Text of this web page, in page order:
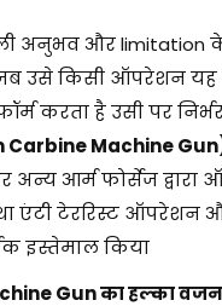
अनुभव और limitation
उसे किसी ऑपरेशन यह
करता है उसी पर
Carbine Machine
अन्य आर्म फोर्सेज
एंटी टेररिस्ट ऑपरेशन
इस्तेमाल किया
Gun का हल्का वजन